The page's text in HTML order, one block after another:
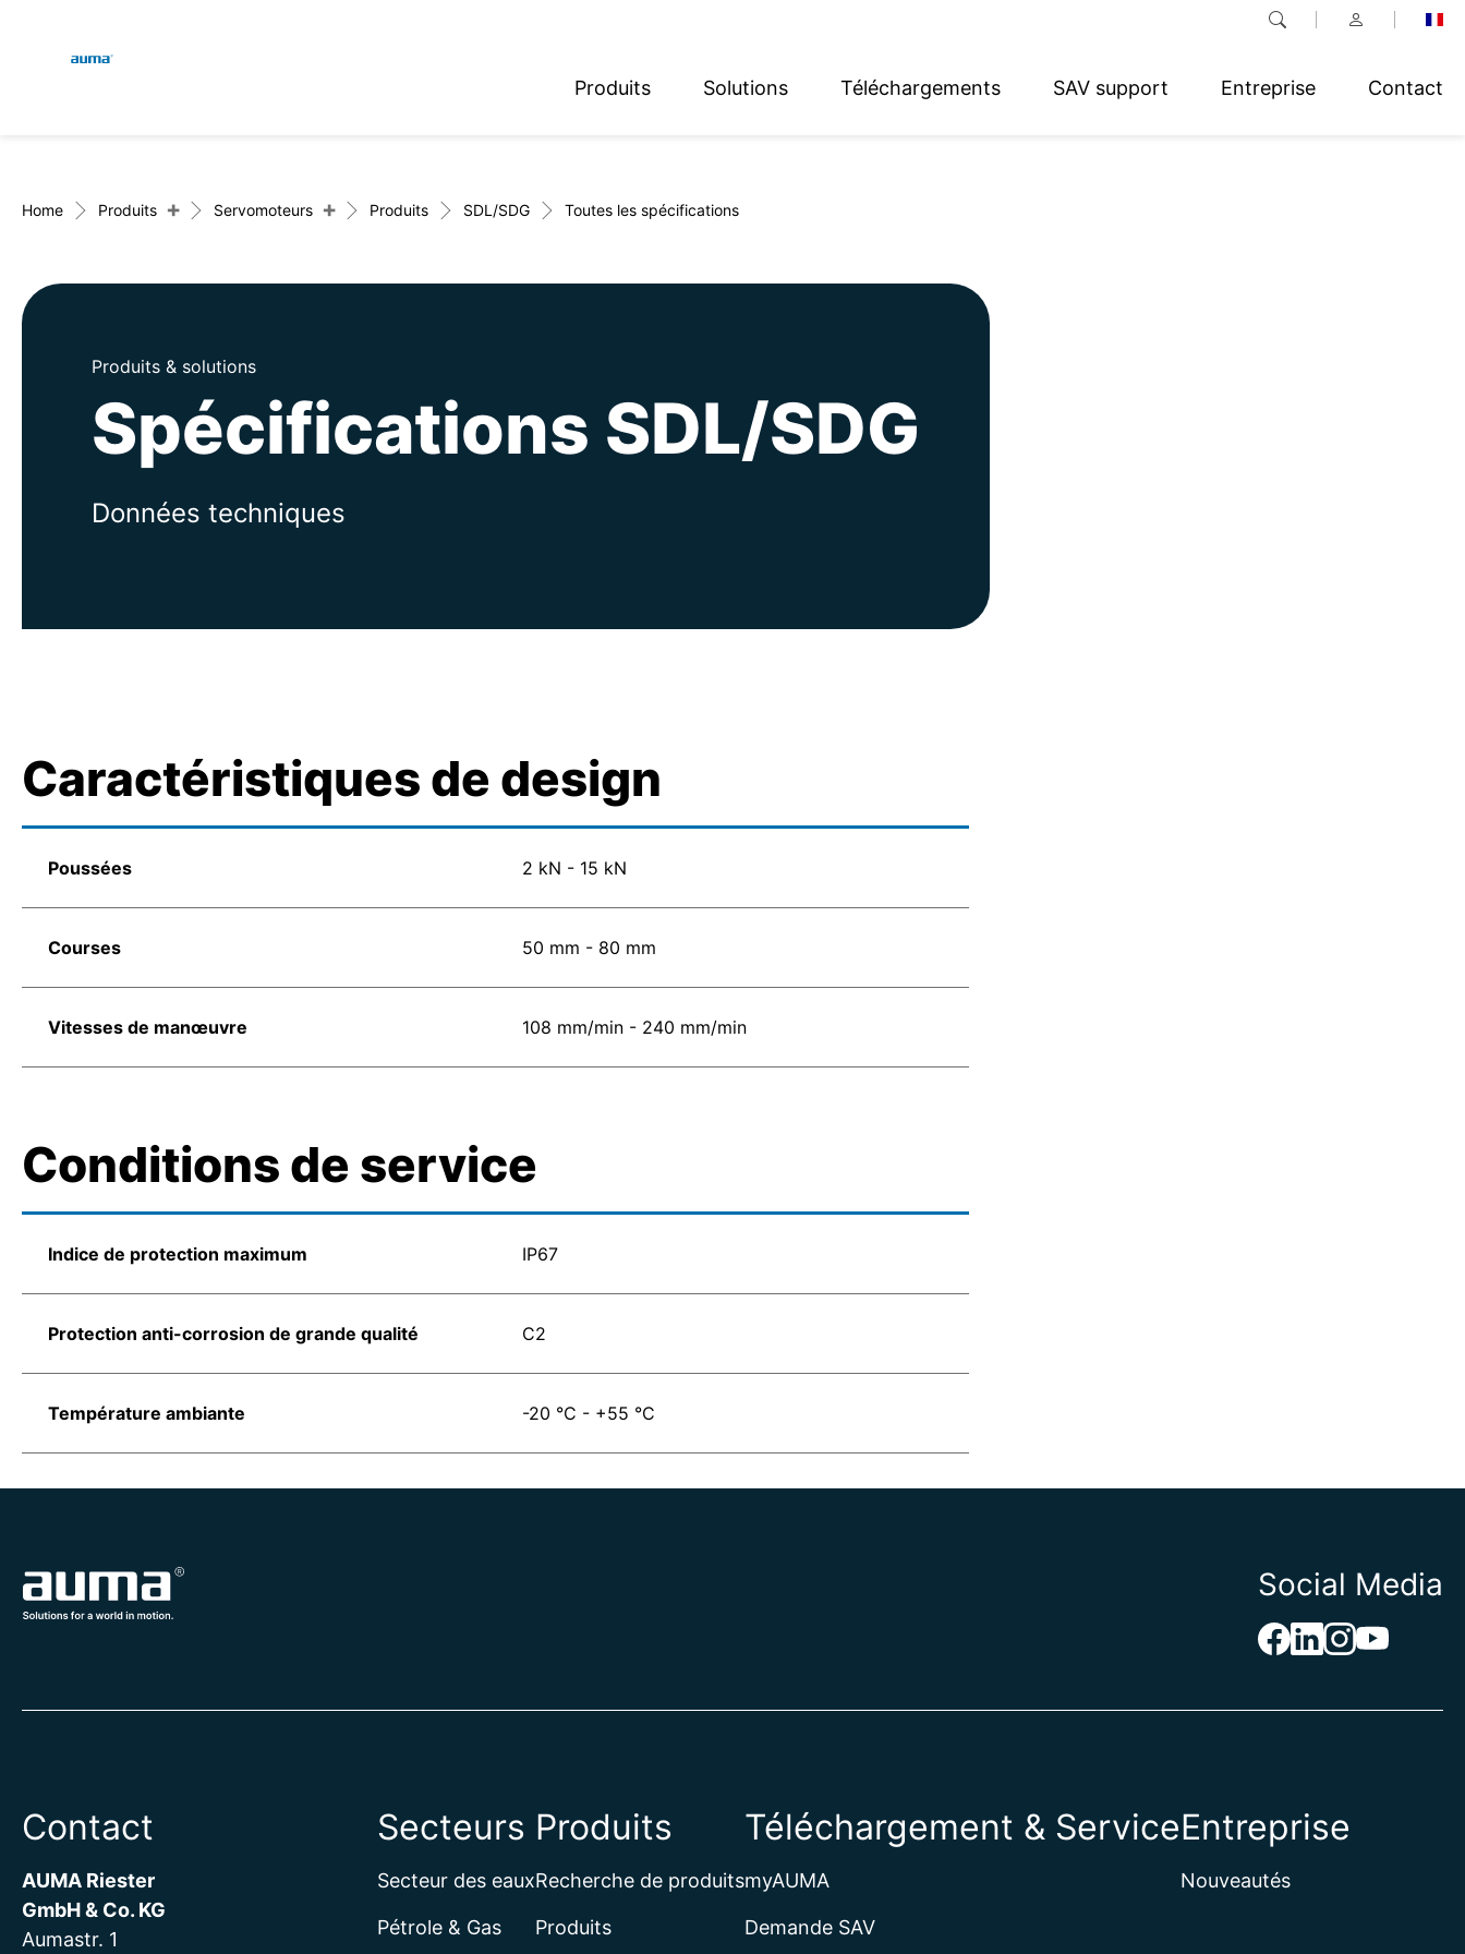
Produits Solutions Téléchargements SAV support Entreprise Contact
Europe
Asie et Océanie
Amérique du Nord
Home Produits + Servomoteurs + Produits SDL/SDG Toutes les spécifications
Produits & solutions
Spécifications SDL/SDG
Données techniques
Caractéristiques de design
Poussées 2 kN - 15 kN
Courses 50 mm - 80 mm
Vitesses de manœuvre 108 mm/min - 240 mm/min
Conditions de service
Indice de protection maximum IP67
Protection anti-corrosion de grande qualité C2
Température ambiante -20 °C - +55 °C
Social Media
Contact
AUMA Riester
GmbH & Co. KG
Aumastr. 1
Secteurs
Secteur des eaux
Pétrole & Gas
Produits
Recherche de produits
Produits
Téléchargement & Service
myAUMA
Demande SAV
Entreprise
Nouveautés